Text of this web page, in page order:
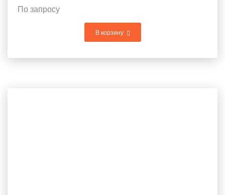
По запросу
В корзину